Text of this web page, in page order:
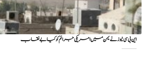
این بی سی نیوز نے یمن میں امریکی جرائم کو کیا بے نقاب